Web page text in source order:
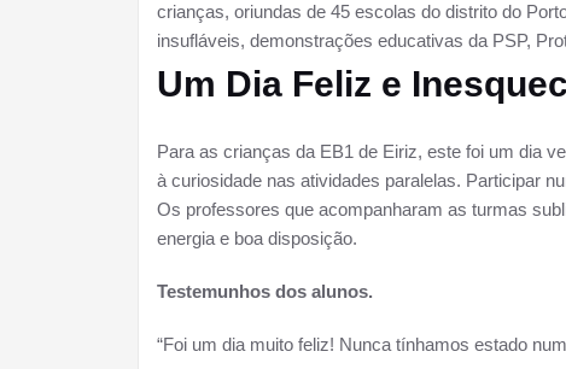
crianças, oriundas de 45 escolas do distrito do
insufláveis, demonstrações educativas da PSP,
Um Dia Feliz e
Para as crianças da EB1 de Eiriz, este foi um dia
à curiosidade nas atividades paralelas. Participar
Os professores que acompanharam as turmas
energia e boa disposição.
Testemunhos dos alunos.
“Foi um dia muito feliz! Nunca tínhamos estado